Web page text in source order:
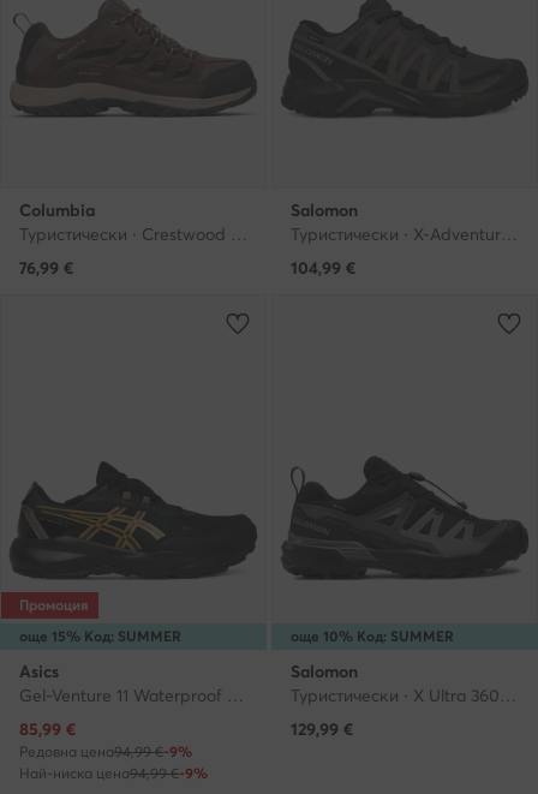
Columbia
Туристически · Crestwood Waterproof 2100651 · Кафяв
76,99 €
Salomon
Туристически · X-Adventure Recon Gore Tex L47809200 · Сив
104,99 €
още 15% Код: SUMMER
Промоция
Asics
Gel-Venture 11 Waterproof 1011C159 · Маратонки за бягане
Актуална цена
85,99 €
Редовна цена94,99 €-9%
Най-ниска цена94,99 €-9%
още 10% Код: SUMMER
Salomon
Туристически · X Ultra 360 GORE-TEX L47453200 · Черен
129,99 €